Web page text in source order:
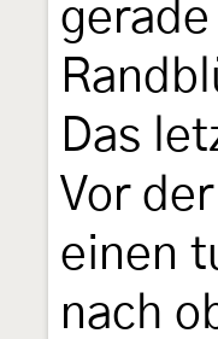
Das
Vor
einen
nach